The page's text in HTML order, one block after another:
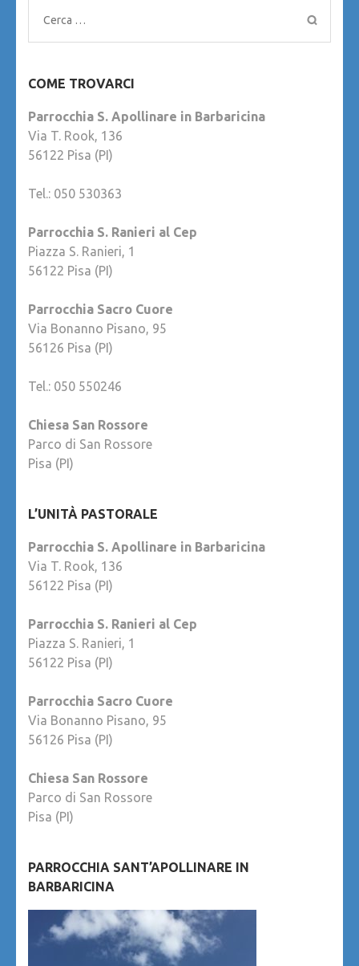
Ricerca
per:
COME TROVARCI
Parrocchia S. Apollinare in Barbaricina
Via T. Rook, 136
56122 Pisa (PI)
Tel.: 050 530363
Parrocchia S. Ranieri al Cep
Piazza S. Ranieri, 1
56122 Pisa (PI)
Parrocchia Sacro Cuore
Via Bonanno Pisano, 95
56126 Pisa (PI)
Tel.: 050 550246
Chiesa San Rossore
Parco di San Rossore
Pisa (PI)
L’UNITÀ PASTORALE
Parrocchia S. Apollinare in Barbaricina
Via T. Rook, 136
56122 Pisa (PI)
Parrocchia S. Ranieri al Cep
Piazza S. Ranieri, 1
56122 Pisa (PI)
Parrocchia Sacro Cuore
Via Bonanno Pisano, 95
56126 Pisa (PI)
Chiesa San Rossore
Parco di San Rossore
Pisa (PI)
PARROCCHIA SANT’APOLLINARE IN
BARBARICINA